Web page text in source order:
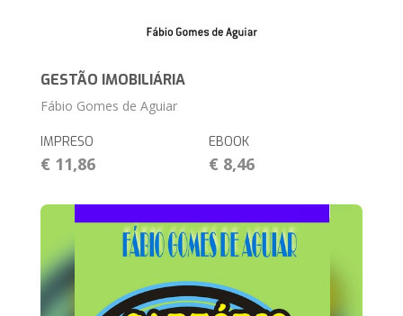
GESTÃO IMOBILIÁRIA
Fábio Gomes de Aguiar
IMPRESO
€ 11,86
EBOOK
€ 8,46